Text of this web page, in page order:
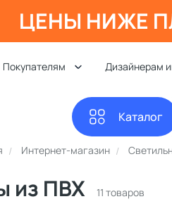
ЦЕНЫ НИЖЕ
Покупателям Дизайнерам
Каталог
Интернет-магазин
из ПВХ 11 товаров